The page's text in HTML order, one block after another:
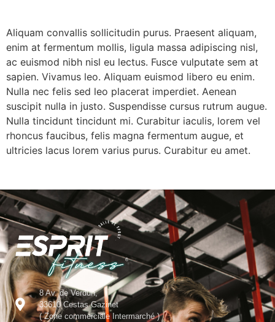
Aliquam convallis sollicitudin purus. Praesent aliquam,
enim at fermentum mollis, ligula massa adipiscing nisl,
ac euismod nibh nisl eu lectus. Fusce vulputate sem at
sapien. Vivamus leo. Aliquam euismod libero eu enim.
Nulla nec felis sed leo placerat imperdiet. Aenean
suscipit nulla in justo. Suspendisse cursus rutrum augue.
Nulla tincidunt tincidunt mi. Curabitur iaculis, lorem vel
rhoncus faucibus, felis magna fermentum augue, et
ultricies lacus lorem varius purus. Curabitur eu amet.
8 Av. de Verdun,
33610 Cestas Gazinet
( Zone commerciale Intermarché )